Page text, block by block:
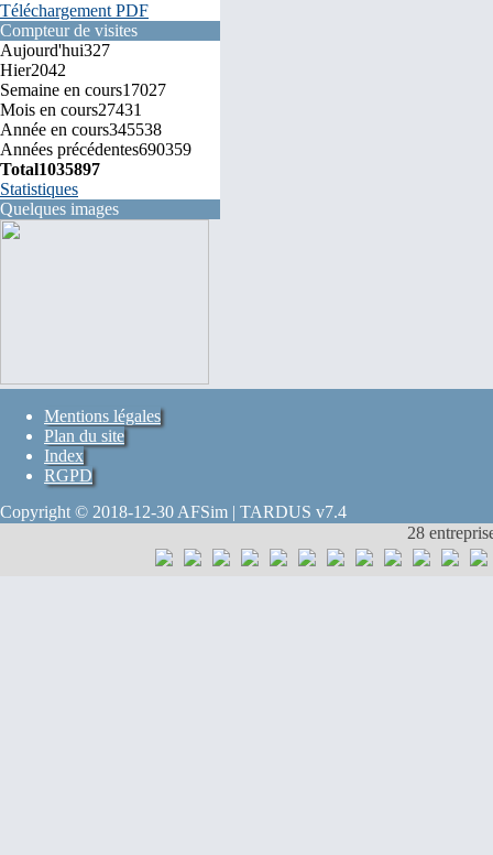
Téléchargement PDF
Compteur de visites
Aujourd'hui327
Hier2042
Semaine en cours17027
Mois en cours27431
Année en cours345538
Années précédentes690359
Total1035897
Statistiques
Quelques images
Mentions légales
Plan du site
Index
RGPD
Copyright © 2018-12-30 AFSim | TARDUS v7.4
28